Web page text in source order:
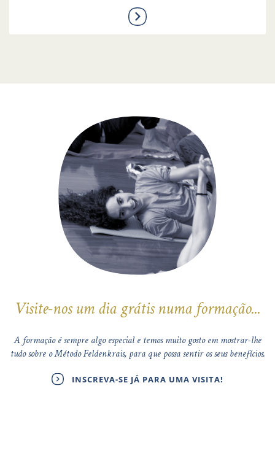
Visite-nos um dia grátis numa formação...
A formação é sempre algo especial e temos muito gosto em mostrar-lhe
tudo sobre o Método Feldenkrais, para que possa sentir os seus benefícios.
INSCREVA-SE JÁ PARA UMA VISITA!